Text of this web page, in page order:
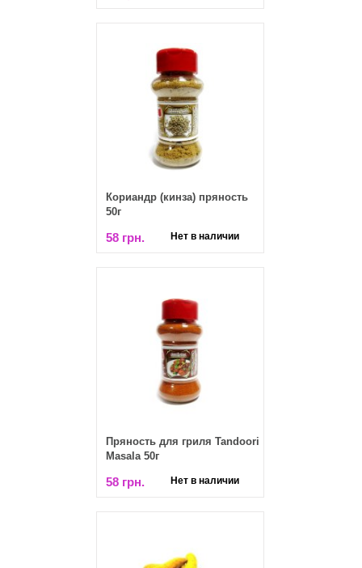
Кориандр (кинза) пряность
50г
58 грн. Нет в наличии
Пряность для гриля Tandoori
Masala 50г
58 грн. Нет в наличии